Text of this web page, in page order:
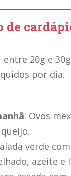
de
entre 20g e
por dia.
: Ovos
verde
azeite e